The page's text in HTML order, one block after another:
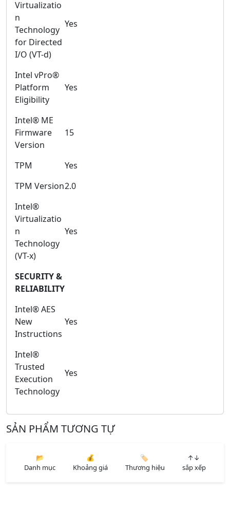
Virtualizatio
n
Technology
for Directed
I/O (VT-d)
Yes
Intel vPro®
Platform
Eligibility
Yes
Intel® ME
Firmware
Version
15
TPM
Yes
TPM Version2.0
Intel®
Virtualizatio
n
Technology
(VT-x)
Yes
SECURITY &
RELIABILITY
Intel® AES
New
Instructions
Yes
Intel®
Trusted
Execution
Technology
Yes
SẢN PHẨM TƯƠNG TỰ
📂
Danh mục
💰
Khoảng giá
🏷️
Thương hiệu
↑↓
sắp xếp